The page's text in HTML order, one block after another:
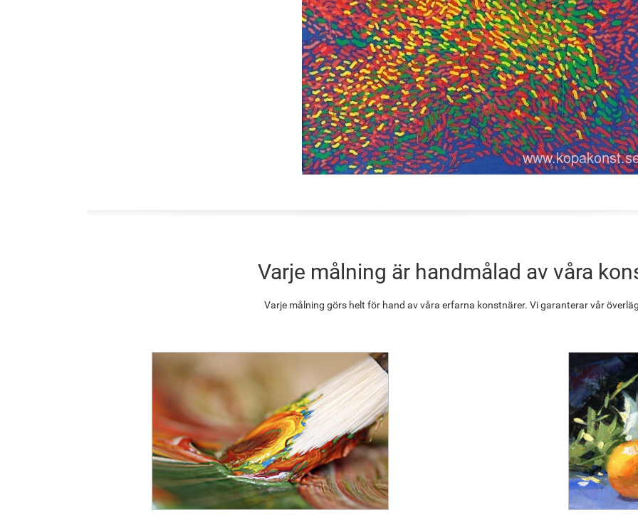
Varje målning är handmålad av våra
Varje målning görs helt för hand av våra erfarna konstnärer. Vi garanterar vår